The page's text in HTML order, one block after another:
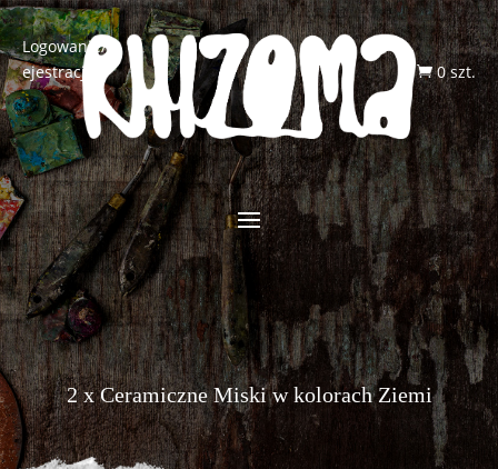
Logowanie/R
ejestracja
 0 szt.
2 x Ceramiczne Miski w kolorach Ziemi